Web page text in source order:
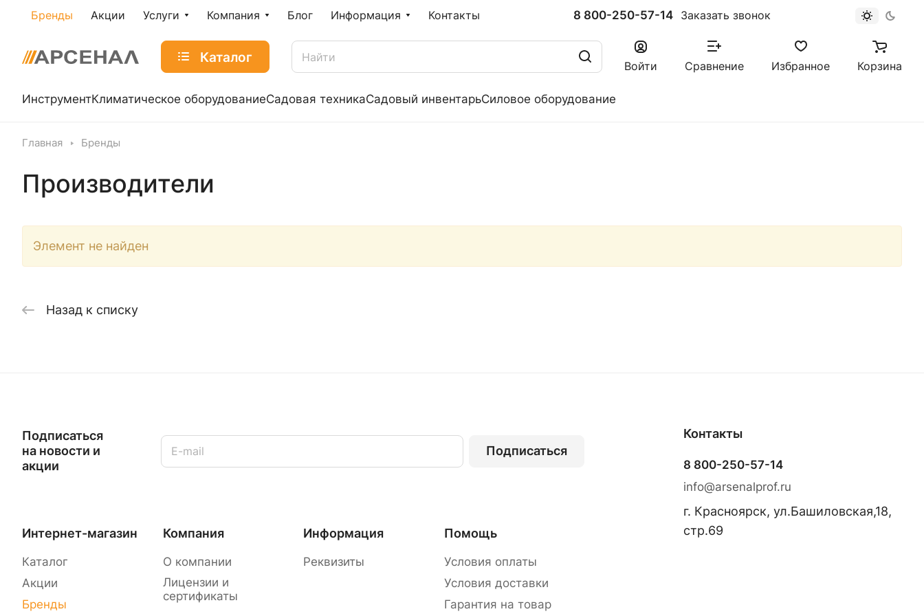
Бренды Акции Услуги Компания Блог Информация Контакты 8 800-250-57-14 Заказать звонок
Каталог
Войти Сравнение Избранное Корзина
ИнструментКлиматическое оборудованиеСадовая техникаСадовый инвентарьСиловое оборудование
Главная Бренды
Производители
Элемент не найден
Назад к списку
Подписаться
на новости и
акции
Подписаться
Интернет-магазин
Каталог
Акции
Бренды
Компания
О компании
Лицензии и
сертификаты
Информация
Реквизиты
Помощь
Условия оплаты
Условия доставки
Гарантия на товар
Контакты
8 800-250-57-14
info@arsenalprof.ru
г. Красноярск, ул.Башиловская,18,
стр.69